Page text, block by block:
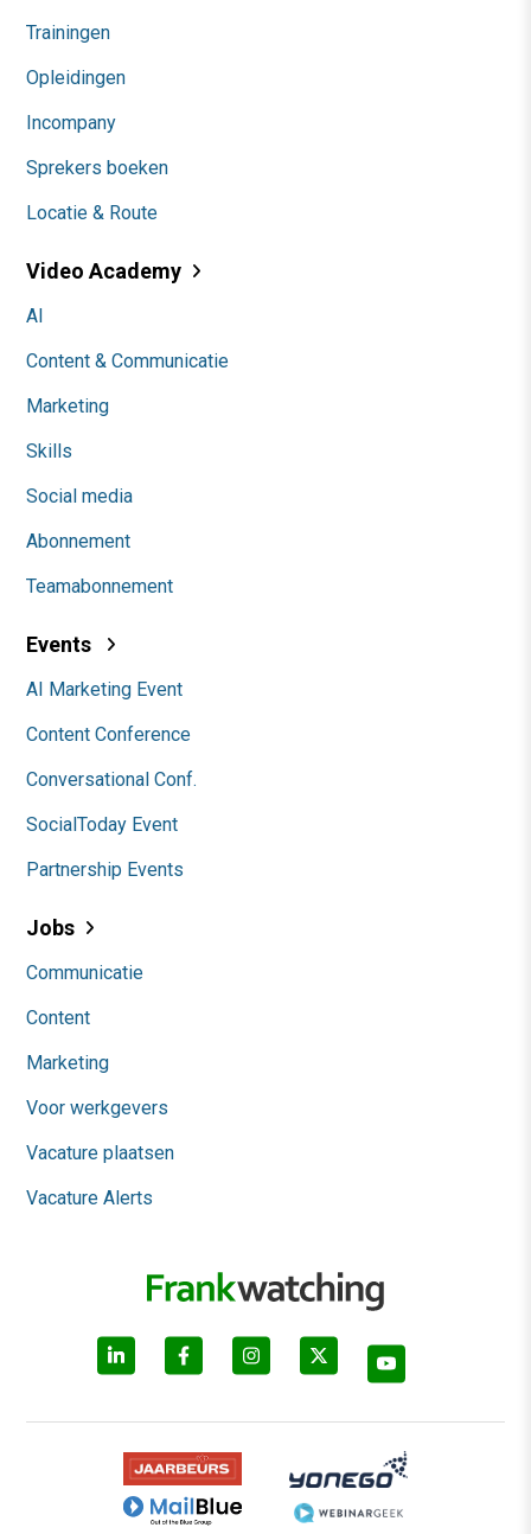
Trainingen
Opleidingen
Incompany
Sprekers boeken
Locatie & Route
Video Academy
AI
Content & Communicatie
Marketing
Skills
Social media
Abonnement
Teamabonnement
Events
AI Marketing Event
Content Conference
Conversational Conf.
SocialToday Event
Partnership Events
Jobs
Communicatie
Content
Marketing
Voor werkgevers
Vacature plaatsen
Vacature Alerts